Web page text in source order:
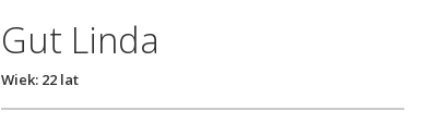
Gut Linda
Wiek: 22 lat